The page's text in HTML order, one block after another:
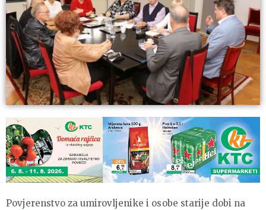
Povjerenstvo za umirovljenike i osobe starije dobi na